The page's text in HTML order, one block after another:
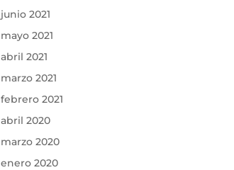
junio 2021
mayo 2021
abril 2021
marzo 2021
febrero 2021
abril 2020
marzo 2020
enero 2020